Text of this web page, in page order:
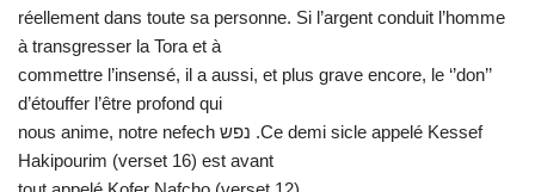
réellement dans toute sa personne. Si l’argent conduit l’homme
à transgresser la Tora et à
commettre l’insensé, il a aussi, et plus grave encore, le ‘’don’’
d’étouffer l’être profond qui
nous anime, notre nefech נפש .Ce demi sicle appelé Kessef
Hakipourim (verset 16) est avant